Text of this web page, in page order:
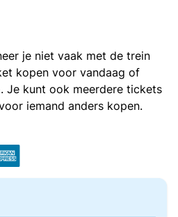
je niet vaak met de trein
kopen voor vandaag of
Je kunt ook meerdere tickets
iemand anders kopen.